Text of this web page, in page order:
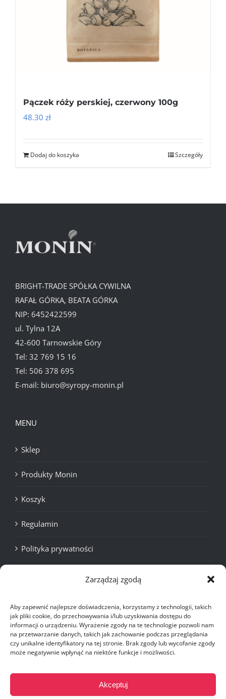
Zarządzaj zgodą
Aby zapewnić najlepsze doświadczenia, korzystamy z technologii, takich
jak pliki cookie, do przechowywania i/lub uzyskiwania dostępu do
informacji o urządzeniu. Wyrażenie zgody na te technologie pozwoli nam
na przetwarzanie danych, takich jak zachowanie podczas przeglądania
czy unikalne identyfikatory na tej stronie. Brak zgody lub wycofanie zgody
może negatywnie wpłynąć na niektóre funkcje i możliwości.
Akceptuj
Pączek róży perskiej, czerwony 100g
48.30 zł
Dodaj do koszyka Szczegóły
BRIGHT-TRADE SPÓŁKA CYWILNA
RAFAŁ GÓRKA, BEATA GÓRKA
NIP: 6452422599
ul. Tylna 12A
42-600 Tarnowskie Góry
Tel: 32 769 15 16
Tel: 506 378 695
E-mail: biuro@syropy-monin.pl
MENU
Sklep
Produkty Monin
Koszyk
Regulamin
Polityka prywatności
Last MinuteWłoska KawaWakacje
DominikanaWakacjeMalediwy WakacjeZanzibar Last
Minute
OBSERWUJ NAS!